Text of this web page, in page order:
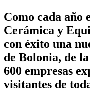
Como cada año
Cerámica y
con éxito una
de Bolonia, de
600 empresas
visitantes de